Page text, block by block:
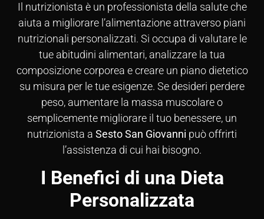
Il nutrizionista è un professionista della salute che
aiuta a migliorare l’alimentazione attraverso piani
nutrizionali personalizzati. Si occupa di valutare le
tue abitudini alimentari, analizzare la tua
composizione corporea e creare un piano dietetico
su misura per le tue esigenze. Se desideri perdere
peso, aumentare la massa muscolare o
semplicemente migliorare il tuo benessere, un
nutrizionista a Sesto San Giovanni può offrirti
l’assistenza di cui hai bisogno.
I Benefici di una Dieta
Personalizzata